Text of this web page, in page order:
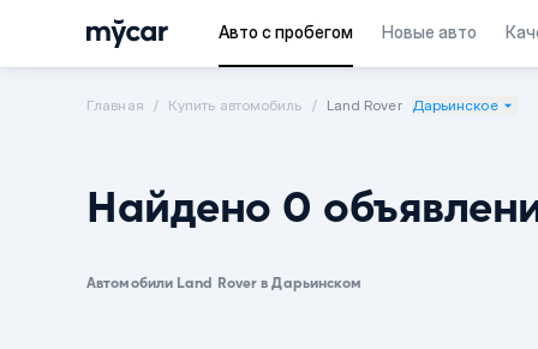
Авто с пробегом Новые авто
Главная Купить автомобиль Land Rover Дарьинское
Найдено 0
Автомобили Land Rover в Дарьинском